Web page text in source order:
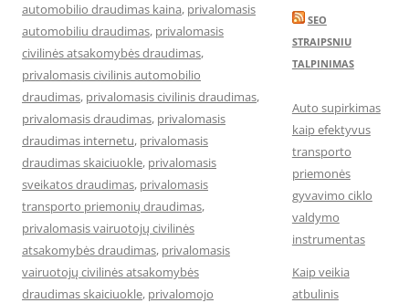
automobilio draudimas kaina, privalomasis
automobiliu draudimas, privalomasis
civilinės atsakomybės draudimas,
privalomasis civilinis automobilio
draudimas, privalomasis civilinis draudimas,
privalomasis draudimas, privalomasis
draudimas internetu, privalomasis
draudimas skaiciuokle, privalomasis
sveikatos draudimas, privalomasis
transporto priemonių draudimas,
privalomasis vairuotojų civilinės
atsakomybės draudimas, privalomasis
vairuotojų civilinės atsakomybės
draudimas skaiciuokle, privalomojo
SEO
STRAIPSNIU
TALPINIMAS
Auto supirkimas
kaip efektyvus
transporto
priemonės
gyvavimo ciklo
valdymo
instrumentas
Kaip veikia
atbulinis